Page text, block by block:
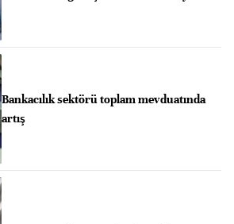
Bankacılık sektörü toplam mevduatında
artış